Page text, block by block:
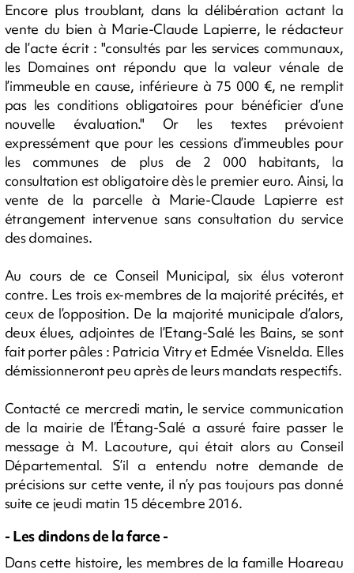
Encore plus troublant, dans la délibération actant la
vente du bien à Marie-Claude Lapierre, le rédacteur
de l’acte écrit : "consultés par les services communaux,
les Domaines ont répondu que la valeur vénale de
l’immeuble en cause, inférieure à 75 000 €, ne remplit
pas les conditions obligatoires pour bénéficier d’une
nouvelle évaluation." Or les textes prévoient
expressément que pour les cessions d’immeubles pour
les communes de plus de 2 000 habitants, la
consultation est obligatoire dès le premier euro. Ainsi, la
vente de la parcelle à Marie-Claude Lapierre est
étrangement intervenue sans consultation du service
des domaines.
Au cours de ce Conseil Municipal, six élus voteront
contre. Les trois ex-membres de la majorité précités, et
ceux de l’opposition. De la majorité municipale d’alors,
deux élues, adjointes de l’Etang-Salé les Bains, se sont
fait porter pâles : Patricia Vitry et Edmée Visnelda. Elles
démissionneront peu après de leurs mandats respectifs.
Contacté ce mercredi matin, le service communication
de la mairie de l’Étang-Salé a assuré faire passer le
message à M. Lacouture, qui était alors au Conseil
Départemental. S’il a entendu notre demande de
précisions sur cette vente, il n’y pas toujours pas donné
suite ce jeudi matin 15 décembre 2016.
- Les dindons de la farce -
Dans cette histoire, les membres de la famille Hoareau